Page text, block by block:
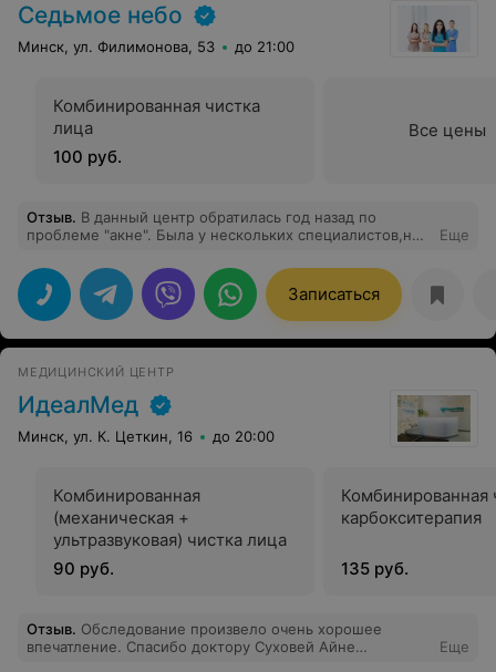
Седьмое небо
Минск, ул. Филимонова, 53 до 21:00
Комбинированная чистка
лица
100 руб.
Все цены
Отзыв. В данный центр обратилась год назад по
проблеме "акне". Была у нескольких специалистов,но
специалист,мастер своего дела.На сегодняшний день
никто бы и не подумал,что у меня были такие
проблемы(Ольга подобрала ряд процедур и помогла с
выбором косметики,которые справились с моей
проблемой). Рекомендую данный центр и конечно
Еще
Записаться
МЕДИЦИНСКИЙ ЦЕНТР
ИдеалМед
Минск, ул. К. Цеткин, 16 до 20:00
Комбинированная
(механическая +
ультразвуковая) чистка лица
90 руб.
Комбинированная
карбокситерапия
135 руб.
Отзыв. Обследование произвело очень хорошее
впечатление. Спасибо доктору Суховей Айне
Еще